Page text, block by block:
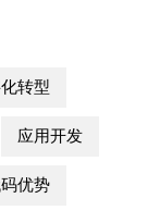
转型
应用开发
优势